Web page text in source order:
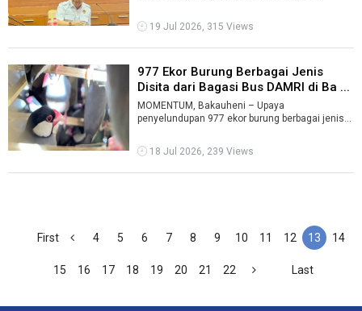
menghadap ...
19 Jul 2026, 315 Views
977 Ekor Burung Berbagai Jenis
Disita dari Bagasi Bus DAMRI di Ba ...
MOMENTUM, Bakauheni – Upaya
penyelundupan 977 ekor burung berbagai jenis
Bakauheni, ...
18 Jul 2026, 239 Views
First 4 5 6 7 8 9 10 11 12 13 14
15 16 17 18 19 20 21 22 Last